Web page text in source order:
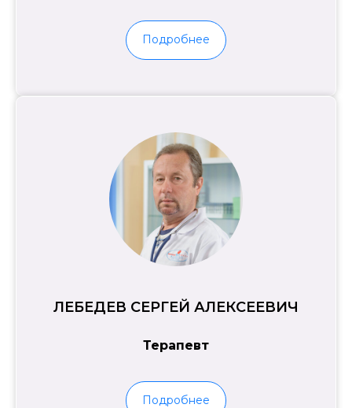
Подробнее
ЛЕБЕДЕВ СЕРГЕЙ АЛЕКСЕЕВИЧ
Терапевт
Подробнее